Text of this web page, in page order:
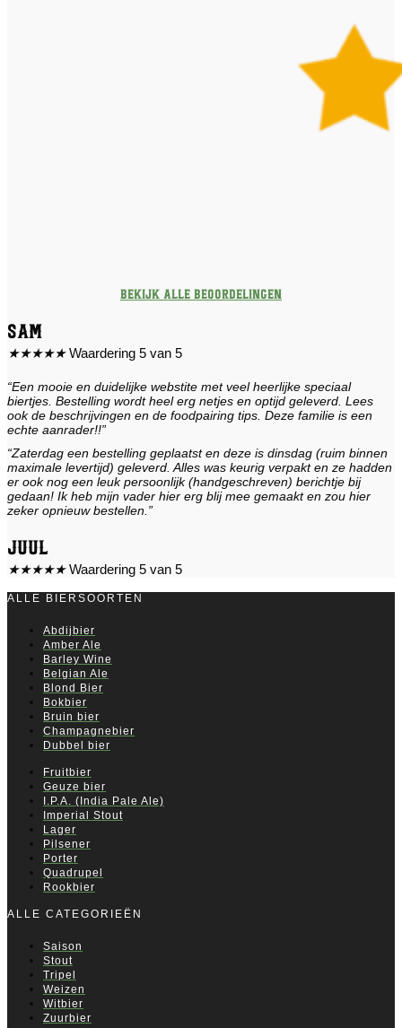
Bekijk alle beoordelingen
Sam
★★★★★ Waardering 5 van 5
“Een mooie en duidelijke webstite met veel heerlijke speciaal
biertjes. Bestelling wordt heel erg netjes en optijd geleverd. Lees
ook de beschrijvingen en de foodpairing tips. Deze familie is een
echte aanrader!!”
“Zaterdag een bestelling geplaatst en deze is dinsdag (ruim binnen
maximale levertijd) geleverd. Alles was keurig verpakt en ze hadden
er ook nog een leuk persoonlijk (handgeschreven) berichtje bij
gedaan! Ik heb mijn vader hier erg blij mee gemaakt en zou hier
zeker opnieuw bestellen.”
Juul
★★★★★ Waardering 5 van 5
ALLE BIERSOORTEN
Abdijbier
Amber Ale
Barley Wine
Belgian Ale
Blond Bier
Bokbier
Bruin bier
Champagnebier
Dubbel bier
Fruitbier
Geuze bier
I.P.A. (India Pale Ale)
Imperial Stout
Lager
Pilsener
Porter
Quadrupel
Rookbier
ALLE CATEGORIEËN
Saison
Stout
Tripel
Weizen
Witbier
Zuurbier